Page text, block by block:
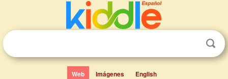
Web Imágenes English